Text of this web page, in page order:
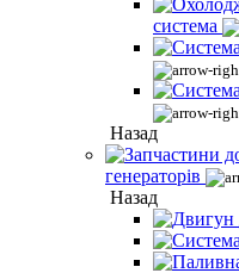
система
Назад
генераторів
Назад